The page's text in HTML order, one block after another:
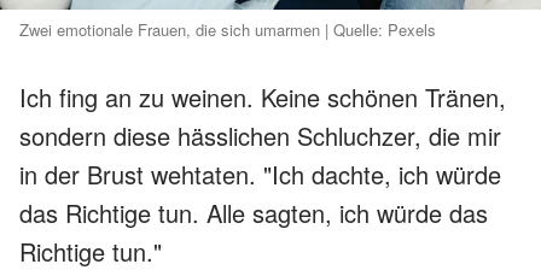
Zwei emotionale Frauen, die sich umarmen | Quelle: Pexels
Ich fing an zu weinen. Keine schönen Tränen,
sondern diese hässlichen Schluchzer, die mir
in der Brust wehtaten. "Ich dachte, ich würde
das Richtige tun. Alle sagten, ich würde das
Richtige tun."